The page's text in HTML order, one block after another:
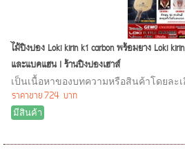
ไม้ปิงปอง Loki kirin k1 carbon พร้อมยาง Loki
และแบคแฮน I ร้านปิงปองเฮาส์
เป็นเนื้อหาของบทความหรือสินค้าโดยละ
ราคาขาย724 บาท
มีสินค้า